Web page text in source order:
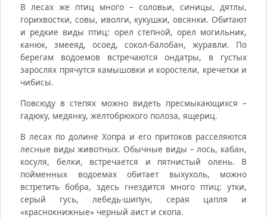
В лесах же птиц много – соловьи, синицы, дятлы,
горихвостки, совы, иволги, кукушки, овсянки. Обитают
и редкие виды птиц: орел степной, орел могильник,
канюк, змееяд, осоед, сокол-балобан, журавли. По
берегам водоемов встречаются ондатры, в густых
зарослях прячутся камышовки и коростели, кречетки и
чибисы.
Повсюду в степях можно видеть пресмыкающихся –
гадюку, медянку, желтобрюхого полоза, ящериц.
В лесах по долине Хопра и его притоков расселяются
лесные виды животных. Обычные виды – лось, кабан,
косуля, белки, встречается и пятнистый олень. В
пойменных водоемах обитает выхухоль, можно
встретить бобра, здесь гнездится много птиц: утки,
серый гусь, лебедь-шипун, серая цапля и
«краснокнижные» черный аист и скопа.